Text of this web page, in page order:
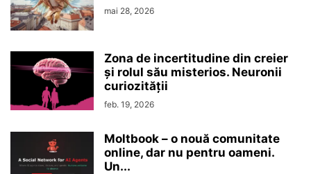
mai 28, 2026
Zona de incertitudine din creier
şi rolul său misterios. Neuronii
curiozităţii
feb. 19, 2026
Moltbook – o nouă comunitate
online, dar nu pentru oameni.
Un...